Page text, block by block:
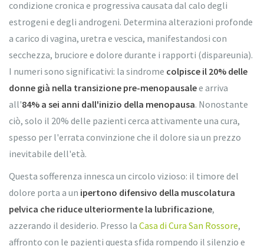
condizione cronica e progressiva causata dal calo degli
estrogeni e degli androgeni. Determina alterazioni profonde
a carico di vagina, uretra e vescica, manifestandosi con
secchezza, bruciore e dolore durante i rapporti (dispareunia).
I numeri sono significativi: la sindrome colpisce il 20% delle
donne già nella transizione pre-menopausalee arriva
all'84% a sei anni dall'inizio della menopausa. Nonostante
ciò, solo il 20% delle pazienti cerca attivamente una cura,
spesso per l'errata convinzione che il dolore sia un prezzo
inevitabile dell'età.
Questa sofferenza innesca un circolo vizioso: il timore del
dolore porta a un ipertono difensivo della muscolatura
pelvica che riduce ulteriormente la lubrificazione,
azzerando il desiderio. Presso la Casa di Cura San Rossore,
affronto con le pazienti questa sfida rompendo il silenzio e